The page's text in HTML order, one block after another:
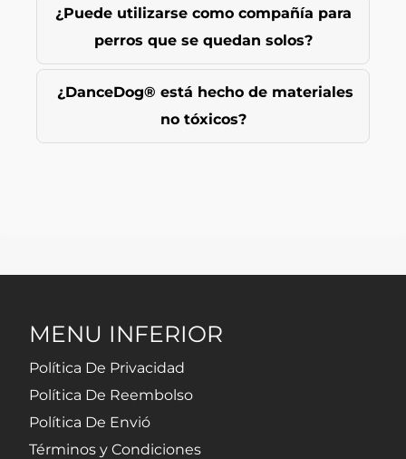
¿Puede utilizarse como compañía para
perros que se quedan solos?
¿DanceDog® está hecho de materiales
no tóxicos?
MENU INFERIOR
Política De Privacidad
Política De Reembolso
Política De Envió
Términos y Condiciones